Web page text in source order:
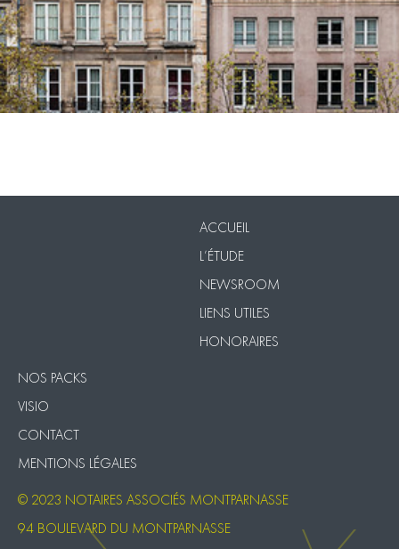
ACCUEIL
L’ÉTUDE
NEWSROOM
LIENS UTILES
HONORAIRES
NOS PACKS
VISIO
CONTACT
MENTIONS LÉGALES
© 2023 NOTAIRES ASSOCIÉS MONTPARNASSE
94 BOULEVARD DU MONTPARNASSE